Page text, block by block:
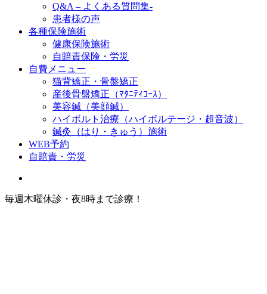
Q&A – よくある質問集-
患者様の声
各種保険施術
健康保険施術
自賠責保険・労災
自費メニュー
猫背矯正・骨盤矯正
産後骨盤矯正（ﾏﾀﾆﾃｨｺｰｽ）
美容鍼（美顔鍼）
ハイボルト治療（ハイボルテージ・超音波）
鍼灸（はり・きゅう）施術
WEB予約
自賠責・労災
毎週木曜休診・夜8時まで診療！